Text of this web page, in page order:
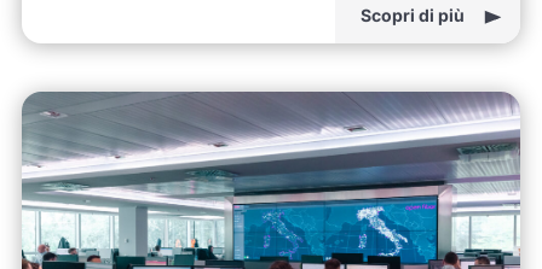
Scopri di più